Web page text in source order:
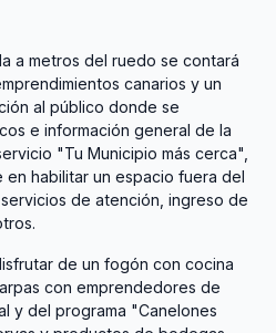
a metros del ruedo se contará
canarios y un
al público donde se
e información general de la
"Tu Municipio más cerca",
habilitar un espacio fuera del
de atención, ingreso de
de un fogón con cocina
con emprendedores de
y del programa "Canelones